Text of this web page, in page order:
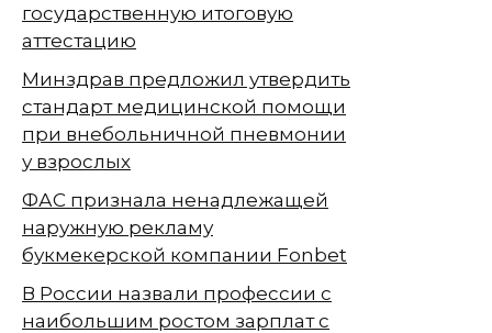
государственную итоговую
аттестацию
Минздрав предложил утвердить
стандарт медицинской помощи
при внебольничной пневмонии
у взрослых
ФАС признала ненадлежащей
наружную рекламу
букмекерской компании Fonbet
В России назвали профессии с
наибольшим ростом зарплат с